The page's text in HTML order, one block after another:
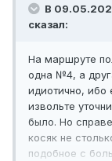
В
сказал:
На маршруте
одна №4, а
идиотично, ибо
извольте
было. Но
косяк не
подобное с